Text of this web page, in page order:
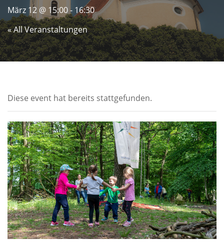
März 12 @ 15:00- 16:30
« All Veranstaltungen
Diese event hat bereits stattgefunden.